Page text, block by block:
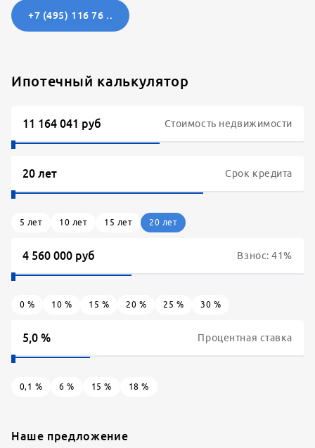
+7 (495) 116 76 ..
Ипотечный калькулятор
Стоимость недвижимости
Взнос:41%
0 % 10 % 15 % 20 % 25 % 30 %
Срок кредита
5 лет 10 лет 15 лет 20 лет
Процентная ставка
0,1 % 6 % 15 % 18 %
Наше предложение